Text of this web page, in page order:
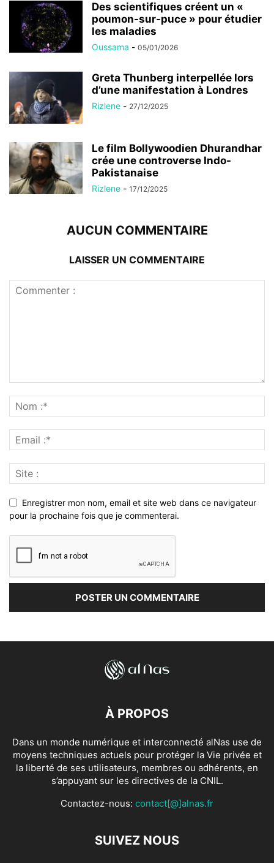
Des scientifiques créent un «
poumon-sur-puce » pour étudier
les maladies
Oussama - 05/01/2026
Greta Thunberg interpellée lors
d’une manifestation à Londres
Rizlene - 27/12/2025
Le film Bollywoodien Dhurandhar
crée une controverse Indo-
Pakistanaise
Rizlene - 17/12/2025
AUCUN COMMENTAIRE
LAISSER UN COMMENTAIRE
Enregistrer mon nom, email et site web dans ce navigateur
pour la prochaine fois que je commenterai.
À PROPOS
Dans un monde numérique et interconnecté alNas use de
moyens techniques actuels pour protéger la Vie privée et
la liberté de ses utilisateurs, membres ou adhérents, en
s’appuyant sur les directives de la CNIL.
Contactez-nous: contact[@]alnas.fr
SUIVEZ NOUS